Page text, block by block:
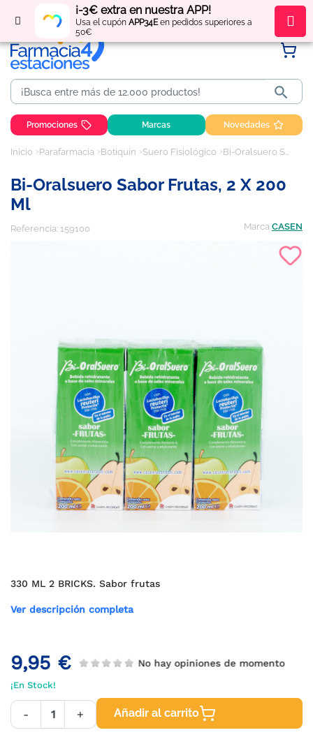
¡-3€ extra en nuestra APP!
Usa el cupón APP34Een pedidos superiores a
50€
Regístratey obténpuntos por tus compras

Promociones Marcas Novedades
Inicio Parafarmacia Botiquín Suero Fisiológico Bi-Oralsuero Sabor Frutas, 2 x 200 ml
Bi-Oralsuero Sabor Frutas, 2 X 200
Ml
Referencia: 159100 Marca CASEN
330 ML 2 BRICKS. Sabor frutas
Ver descripción completa
9,95 € No hay opiniones de momento
¡En Stock!
- + Añadir al carrito